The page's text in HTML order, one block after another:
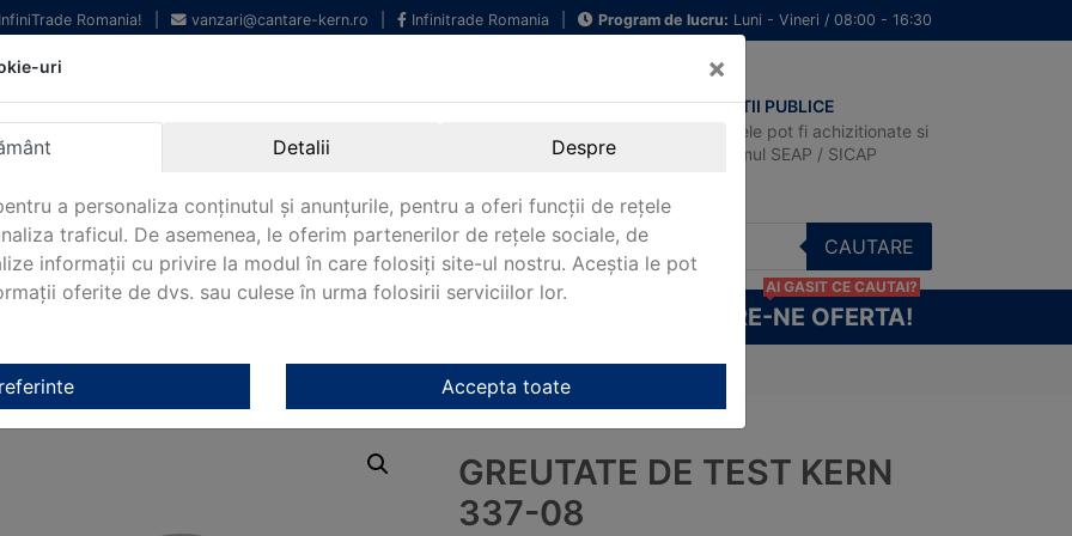
Romania! vanzari@cantare-kern.ro Infinitrade Romania Program de lucru: Luni - Vineri / 08:00 - 16:30
Echipamente profesionale
pentru laborator.
Garantie Internationala.
ACHIZITII PUBLICE
Produsele pot fi achizitionate si
in sistemul SEAP / SICAP
CAUTARE
CERE-NE OFERTA!
AI GASIT CE CAUTAI?
Kern/OIML F2 Kern/ Greutate de test KERN 337-08
GREUTATE DE TEST KERN
337-08
uri ×
Detalii Despre
a personaliza conținutul și anunțurile, pentru a oferi funcții de rețele
traficul. De asemenea, le oferim partenerilor de rețele sociale, de
informații cu privire la modul în care folosiți site-ul nostru. Aceștia le pot
oferite de dvs. sau culese în urma folosirii serviciilor lor.
Accepta toate